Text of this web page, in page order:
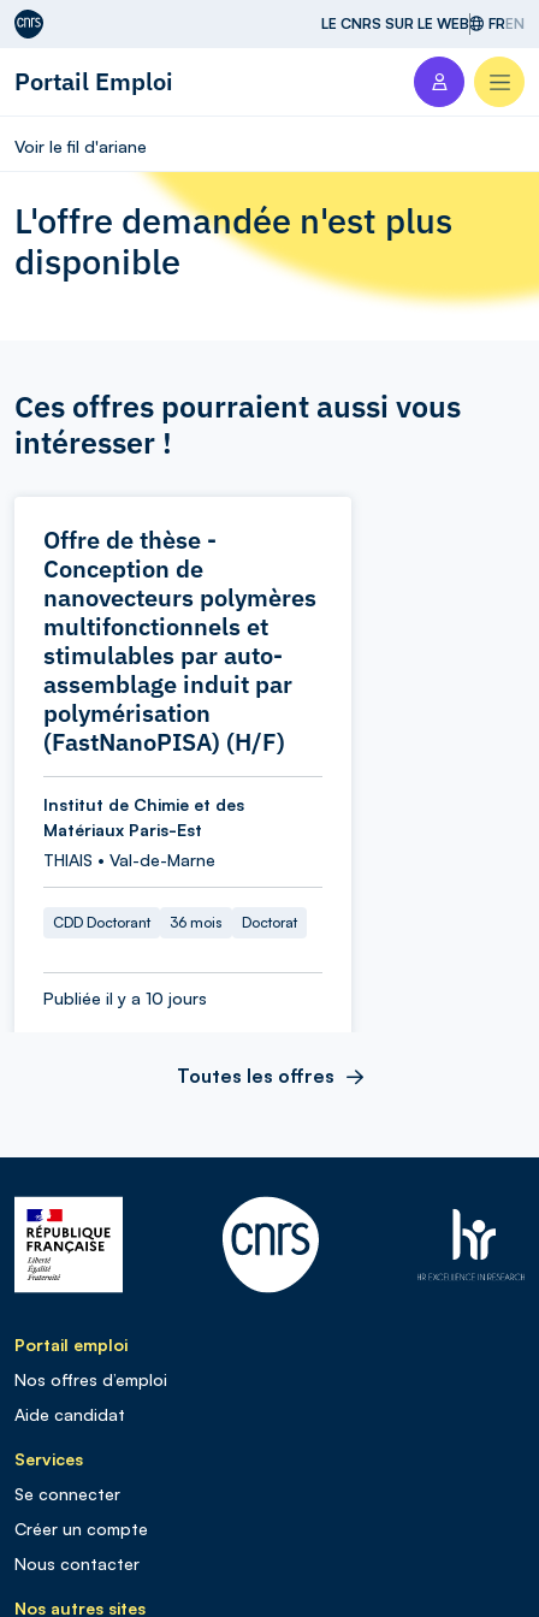
Aller au contenu LE CNRS SUR LE WEB FREN
Portail Emploi
Voir le fil d'ariane
L'offre demandée n'est plus
disponible
Ces offres pourraient aussi vous
intéresser !
Offre de thèse -
Conception de
nanovecteurs polymères
multifonctionnels et
stimulables par auto-
assemblage induit par
polymérisation
(FastNanoPISA) (H/F)
Institut de Chimie et des
Matériaux Paris-Est
THIAIS • Val-de-Marne
CDD Doctorant 36 mois Doctorat
Publiée il y a 10 jours
Toutes les offres
Portail emploi
Nos offres d’emploi
Aide candidat
Services
Se connecter
Créer un compte
Nous contacter
Nos autres sites